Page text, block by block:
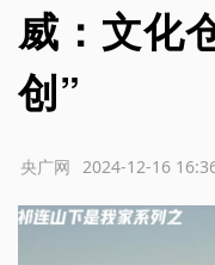
威：文化
创”
2024-12-16
央广网